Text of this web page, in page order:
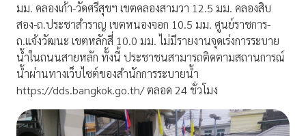
มม. คลองเก้า-วัดศรีสุขฯ เขตคลองสามวา 12.5 มม. คลองสิบ
สอง-ถ.ประชาสำราญ เขตหนองจอก 10.5 มม. ศูนย์ราชการ-
ถ.แจ้งวัฒนะ เขตหลักสี่ 10.0 มม. ไม่มีรายงานจุดเร่งการระบาย
น้ำในถนนสายหลัก ทั้งนี้ ประชาชนสามารถติดตามสถานการณ์
น้ำผ่านทางเว็บไซต์ของสำนักการระบายน้ำ
https://dds.bangkok.go.th/ ตลอด 24 ชั่วโมง